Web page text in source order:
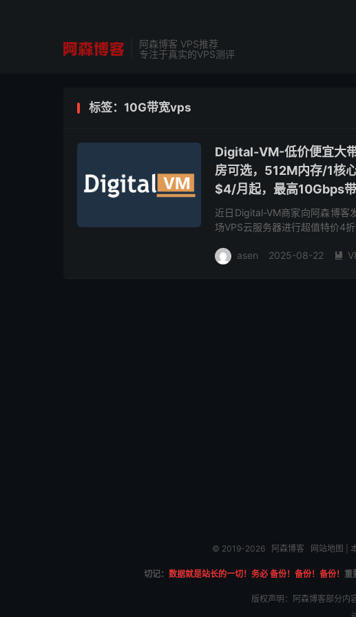
阿森博客 VPS推荐
专注于真实的VPS测评
标签：10G带宽vps
Digital-VM-低价便宜大
房可选，512M内存/1核
$4/月起，最高10Gbps
近日Digital-VM商家向阿森博客
场VPS云服务器进行超值特价4
asen 2025-08-22 
© 2019-2026 阿森博客 网站地图 |
切记： 数据就是站长的一切！务必 备份！备份！备份！ 重
版权声明：阿森博客部分内